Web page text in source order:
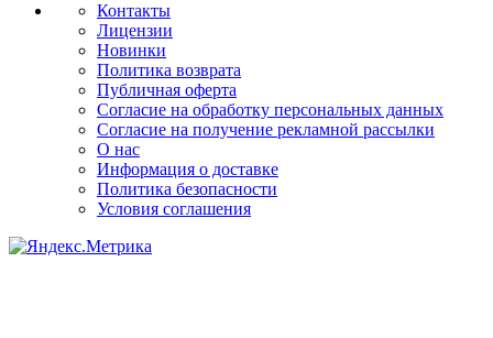
Контакты
Лицензии
Новинки
Политика возврата
Публичная оферта
Согласие на обработку персональных данных
Согласие на получение рекламной рассылки
О нас
Информация о доставке
Политика безопасности
Условия соглашения